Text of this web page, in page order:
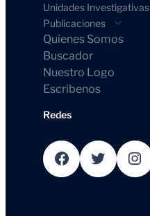
Unidades Investigativas
Publicaciones
Quienes Somos
Buscador
Nuestro Logo
Escribenos
Redes
Facebook Twitter Instagram